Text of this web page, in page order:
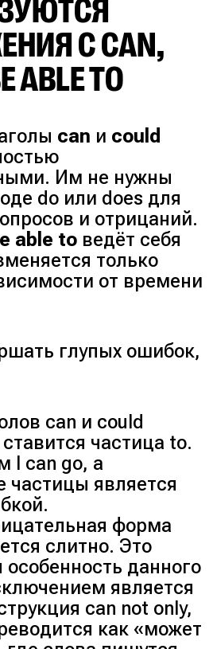
С CAN,
ABLE TO
can и could
Им не нужны
do или does для
и отрицаний.
able to ведёт себя
только
от времени
глупых ошибок,
can и could
частица to.
I can go, а
частицы является
форма
слитно. Это
особенность данного
является
can not only,
как «может